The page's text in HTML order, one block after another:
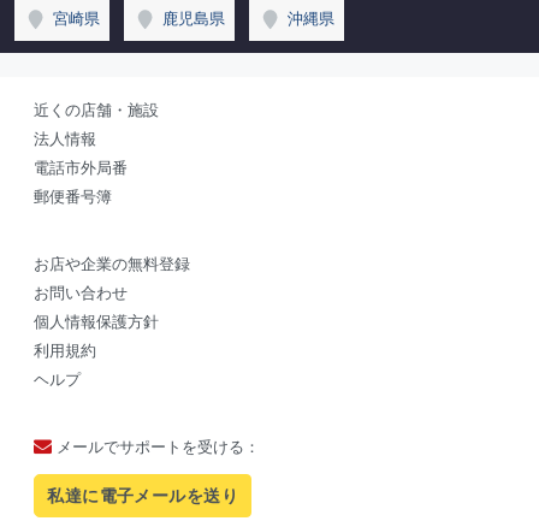
宮崎県 鹿児島県 沖縄県
近くの店舗・施設
法人情報
電話市外局番
郵便番号簿
お店や企業の無料登録
お問い合わせ
個人情報保護方針
利用規約
ヘルプ
メールでサポートを受ける：
私達に電子メールを送り